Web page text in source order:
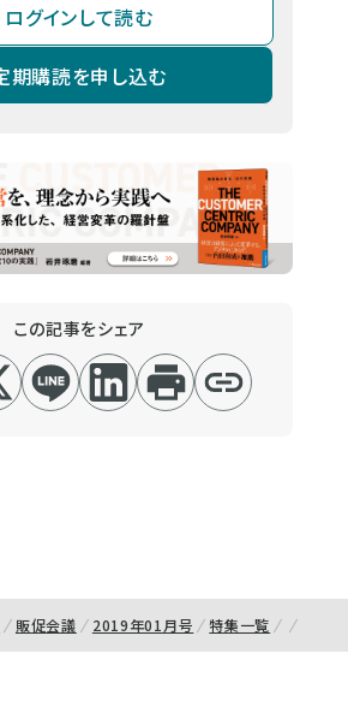
ログインして読む
期購読を申し込む
この記事をシェア
販促会議 2019年01月号 特集一覧